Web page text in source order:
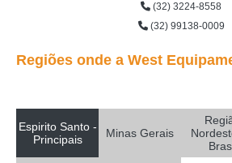
(32) 3224-8558
(32) 99138-0009
Regiões onde a West
Espirito Santo -
Principais
Minas Gerais